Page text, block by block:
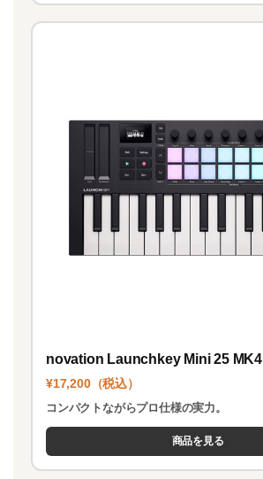
novation Launchkey Mini 25 MK4
¥17,200（税込）
コンパクトながらプロ仕様の実力。
商品を見る